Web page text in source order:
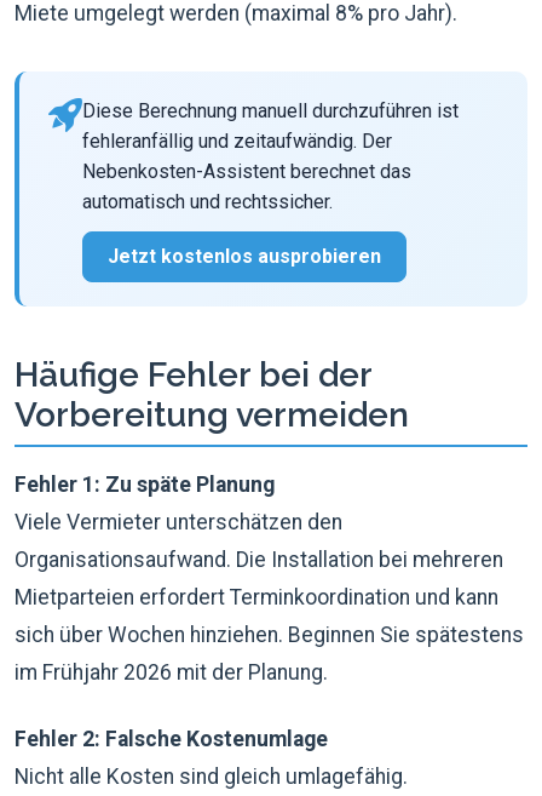
Miete umgelegt werden (maximal 8% pro Jahr).
Diese Berechnung manuell durchzuführen ist
fehleranfällig und zeitaufwändig. Der
Nebenkosten-Assistent berechnet das
automatisch und rechtssicher.
Jetzt kostenlos ausprobieren
Häufige Fehler bei der
Vorbereitung vermeiden
Fehler 1: Zu späte Planung
Viele Vermieter unterschätzen den
Organisationsaufwand. Die Installation bei mehreren
Mietparteien erfordert Terminkoordination und kann
sich über Wochen hinziehen. Beginnen Sie spätestens
im Frühjahr 2026 mit der Planung.
Fehler 2: Falsche Kostenumlage
Nicht alle Kosten sind gleich umlagefähig.